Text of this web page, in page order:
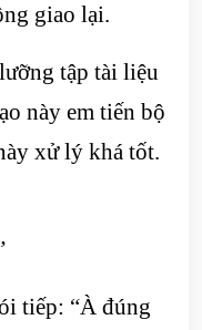
giao lại.
tập tài liệu
này em tiến bộ
xử lý khá tốt.
tiếp: “À đúng